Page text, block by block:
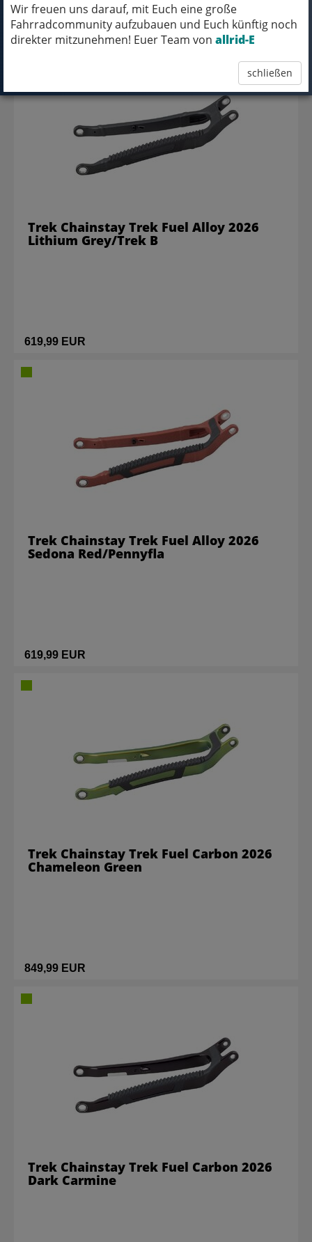
Wir freuen uns darauf, mit Euch eine große
Fahrradcommunity aufzubauen und Euch künftig noch
direkter mitzunehmen! Euer Team von allrid-E
schließen
619,99 EUR
619,99 EUR
Trek Chainstay Trek Fuel Alloy 2026
Lithium Grey/Trek B
619,99 EUR
Trek Chainstay Trek Fuel Alloy 2026
Sedona Red/Pennyfla
849,99 EUR
Trek Chainstay Trek Fuel Carbon 2026
Chameleon Green
Trek Chainstay Trek Fuel Carbon 2026
Dark Carmine